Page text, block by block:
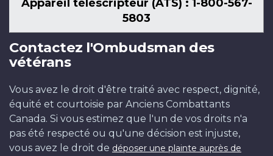
Appareil téléscripteur (ATS) : 1-800-567-
5803
Contactez l'Ombudsman des
vétérans
Vous avez le droit d'être traité avec respect, dignité,
équité et courtoisie par Anciens Combattants
Canada. Si vous estimez que l'un de vos droits n'a
pas été respecté ou qu'une décision est injuste,
vous avez le droit de déposer une plainte auprès de